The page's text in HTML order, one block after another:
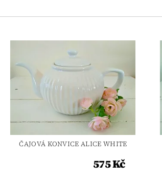
ČAJOVÁ KONVICE ALICE WHITE
575 Kč